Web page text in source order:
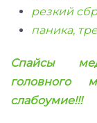
резкий
паника,
Спайсы
головного
слабоумие!!!